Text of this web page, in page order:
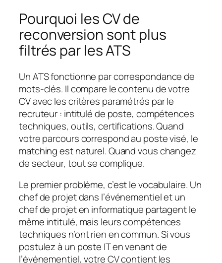
Pourquoi les CV de
reconversion sont plus
filtrés par les ATS
Un ATS fonctionne par correspondance de
mots-clés. Il compare le contenu de votre
CV avec les critères paramétrés par le
recruteur : intitulé de poste, compétences
techniques, outils, certifications. Quand
votre parcours correspond au poste visé, le
matching est naturel. Quand vous changez
de secteur, tout se complique.
Le premier problème, c’est le vocabulaire. Un
chef de projet dans l’événementiel et un
chef de projet en informatique partagent le
même intitulé, mais leurs compétences
techniques n’ont rien en commun. Si vous
postulez à un poste IT en venant de
l’événementiel, votre CV contient les